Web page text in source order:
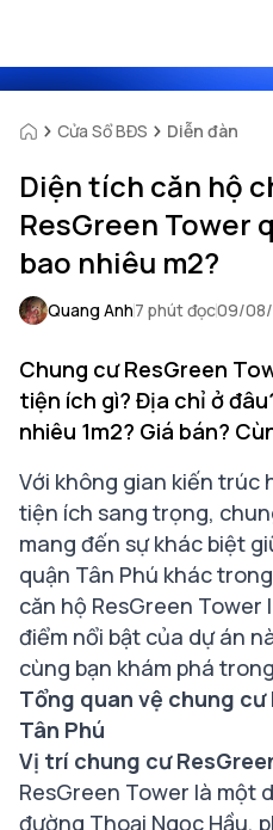
Cửa Sổ BĐS Diễn đàn
Diện tích căn hộ
ResGreen Tower
bao nhiêu m2?
Quang Anh7 phút đọc09/
Chung cư ResGreen
tiện ích gì? Địa chỉ ở
nhiêu 1m2? Giá bán?
Với không gian kiến trúc
tiện ích sang trọng,
mang đến sự khác biệt
quận Tân Phú khác
căn hộ ResGreen Tower
điểm nổi bật của dự án
cùng bạn khám phá
Tổng quan vệ chung cư
Tân Phú
Vị trí chung cư
ResGreen Tower là một
đường Thoại Ngọc Hầu,